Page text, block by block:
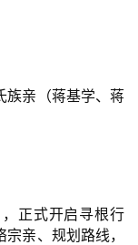
族亲（蒋基学、蒋
正式开启寻根行
亲、规划路线，